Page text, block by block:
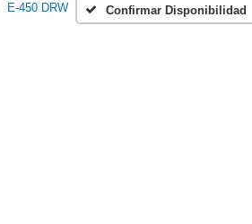
E-450 DRW Confirmar Disponibilidad